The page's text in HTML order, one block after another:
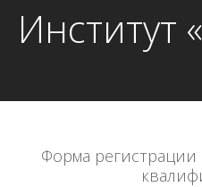
Институт
Форма